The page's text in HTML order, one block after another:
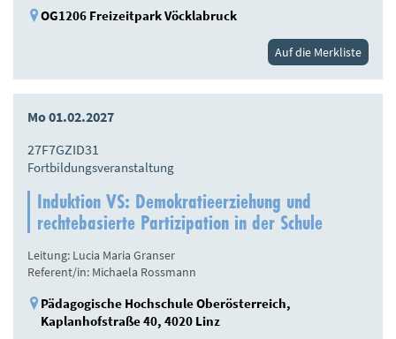
OG1206 Freizeitpark Vöcklabruck
Auf die Merkliste
Mo 01.02.2027
27F7GZID31
Fortbildungsveranstaltung
Induktion VS: Demokratieerziehung und
rechtebasierte Partizipation in der Schule
Leitung: Lucia Maria Granser
Referent/in: Michaela Rossmann
Pädagogische Hochschule Oberösterreich,
Kaplanhofstraße 40, 4020 Linz